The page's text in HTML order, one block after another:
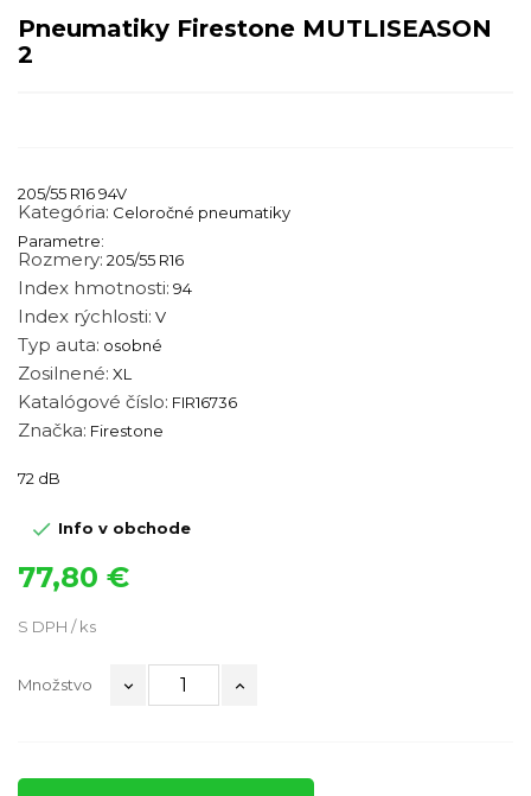
Pneumatiky Firestone MUTLISEASON
2
205/55 R16 94V
Kategória: Celoročné pneumatiky
Parametre:
Rozmery: 205/55 R16
Index hmotnosti: 94
Index rýchlosti: V
Typ auta: osobné
Zosilnené: XL
Katalógové číslo: FIR16736
Značka: Firestone
72 dB
 Info v obchode
77,80 €
S DPH / ks
Množstvo